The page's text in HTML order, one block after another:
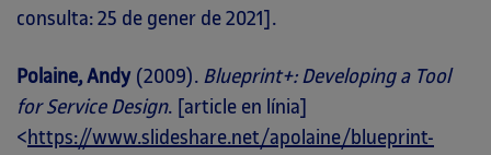
consulta: 25 de gener de 2021].
Polaine, Andy (2009). Blueprint+: Developing a Tool
for Service Design. [article en línia]
< https://www.slideshare.net/apolaine/blueprint-